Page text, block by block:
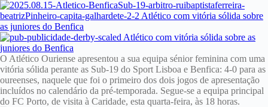
O Atlético Ouriense apresentou a sua equipa sénior feminina com uma
vitória sólida perante as Sub-19 do Sport Lisboa e Benfica: 4-0 para as
oureenses, naquele que foi o primeiro dos dois jogos de apresentação
incluídos no calendário da pré-temporada. Segue-se a equipa principal
do FC Porto, de visita à Caridade, esta quarta-feira, às 18 horas.